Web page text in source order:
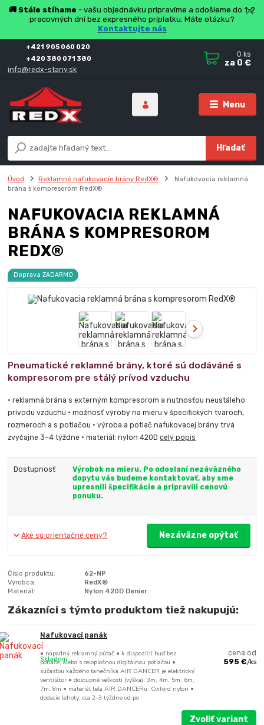
🚚 Stále stíhame - vašu objednávku pripravíme a odošleme do 1-2
pracovných dní bez expresného príplatku. Máte otázku?
Kontaktujte nás
Menu
Hľadať
+421 905 060 020
+420 380 071 380
info@redx-stany.sk
0 ks
za 0 €
Úvod Reklamné nafukovacie brány RedX®
Nafukovacia reklamná
brána s kompresorom RedX®
NAFUKOVACIA REKLAMNÁ
BRÁNA S KOMPRESOROM
REDX®
Doprava ZADARMO
Pneumatické reklamné brány, ktoré sú dodáváné s
kompresorom pre stálý prívod vzduchu
• reklamná brána s externým kompresorom a nutnosťou neustáleho
prívodu vzduchu • možnosť výroby na mieru v špecifických tvaroch,
rozmeroch a s potlačou • výroba a potlač nafukovacej brány trvá
zvyčajne 3–4 týždne • materiál: nylon 420Dcelý popis
Dostupnosť
Výrobok na mieru. Po odoslaní nezáväzného
dopytu vás budeme kontaktovať, aby sme
upresnili špecifikácie a pripravili cenovú
ponuku.
Aké sú orientačné ceny? Nezáväzne opýtať
Číslo produktu:
62-NP
Výrobca:
RedX®
Materiál:
Nylon 420D Denier
Zákazníci s týmto produktom tiež nakupujú:
Nafukovací panák
• nápadný reklamný pútač • k dispozícii buď bez
potlače, alebo s celoplošnou digitálnou potlačou •
súčasťou každého tanečníka AIR DANCER je elektrický
ventilátor • dostupné veľkosti (výška): 3m, 4m, 5m, 6m,
7m, 8m • materiál tela AIR DANCERu: Oxford nylon •
dodacie lehoty: cca 2–3 týždne od po
cena od
595 €/ks
Skladom
Zvoliť variant